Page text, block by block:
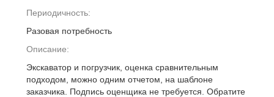
Периодичность:
Разовая потребность
Описание:
Экскаватор и погрузчик, оценка сравнительным
подходом, можно одним отчетом, на шаблоне
заказчика. Подпись оценщика не требуется. Обратите